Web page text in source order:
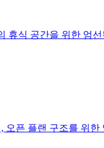
휴식 공간을 위한 엄선
오픈 플랜 구조를 위